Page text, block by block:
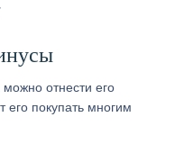
отнести его
его покупать многим